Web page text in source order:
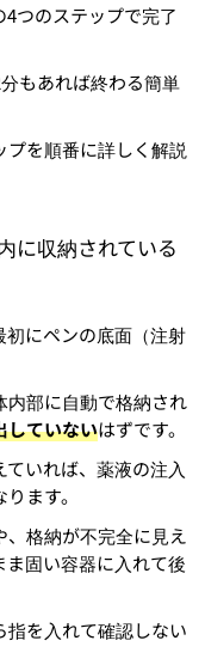
つのステップで完了
もあれば終わる簡単
を順番に詳しく解説
に収納されている
にペンの底面（注射
内部に自動で格納され
していないはずです。
いれば、薬液の注入
ます。
格納が不完全に見え
固い容器に入れて後
を入れて確認しない